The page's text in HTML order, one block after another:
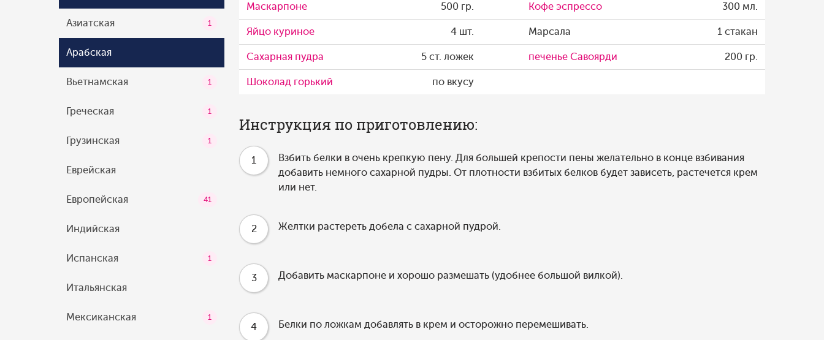
Азиатская 1
Арабская
Вьетнамская 1
Греческая 1
Грузинская 1
Еврейская
Европейская 41
Индийская
Испанская 1
Итальянская
Мексиканская 1
Маскарпоне 500 гр. Кофе эспрессо 300 мл.
Яйцо куриное 4 шт. Марсала 1 стакан
Сахарная пудра 5 ст. ложек печенье Савоярди 200 гр.
Шоколад горький по вкусу
Инструкция по приготовлению:
1
Взбить белки в очень крепкую пену. Для большей крепости пены желательно в конце взбивания
добавить немного сахарной пудры. От плотности взбитых белков будет зависеть, растечется крем
или нет.
2 Желтки растереть добела с сахарной пудрой.
3 Добавить маскарпоне и хорошо размешать (удобнее большой вилкой).
4 Белки по ложкам добавлять в крем и осторожно перемешивать.